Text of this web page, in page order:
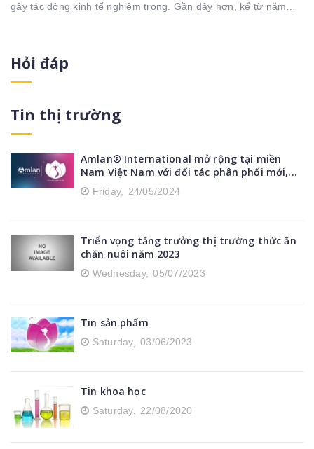
gây tác động kinh tế nghiêm trọng. Gần đây hơn, kể từ năm
Hỏi đáp
Tin thị trường
Amlan® International mở rộng tại miền
Nam Việt Nam với đối tác phân phối mới,...
Friday, 24/05/2024
Triển vọng tăng trưởng thị trường thức ăn
chăn nuôi năm 2023
Wednesday, 05/07/2023
Tin sản phẩm
Saturday, 03/06/2023
Tin khoa học
Saturday, 22/08/2020